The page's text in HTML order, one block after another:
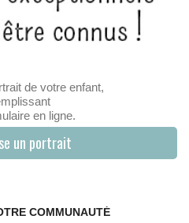
de votre enfant,
en ligne.
un portrait
COMMUNAUTÉ